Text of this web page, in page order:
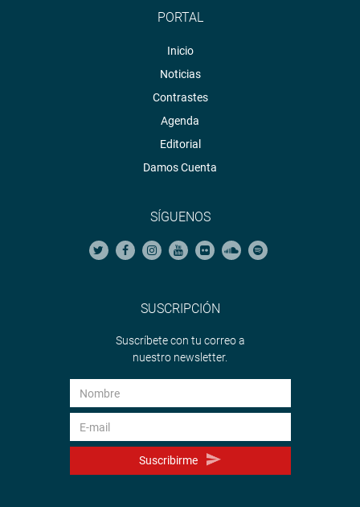
PORTAL
Inicio
Noticias
Contrastes
Agenda
Editorial
Damos Cuenta
SÍGUENOS
SUSCRIPCIÓN
Suscríbete con tu correo a
nuestro newsletter.
Suscribirme